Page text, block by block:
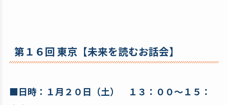
第１６回 東京【未来を読むお話会】
■日時：１月２０日（土） １３：００～１５：